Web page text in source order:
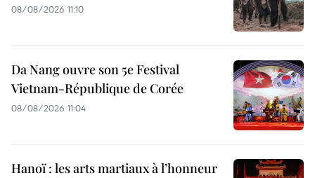
08/08/2026 11:10
Da Nang ouvre son 5e Festival
Vietnam-République de Corée
08/08/2026 11:04
Hanoï : les arts martiaux à l’honneur